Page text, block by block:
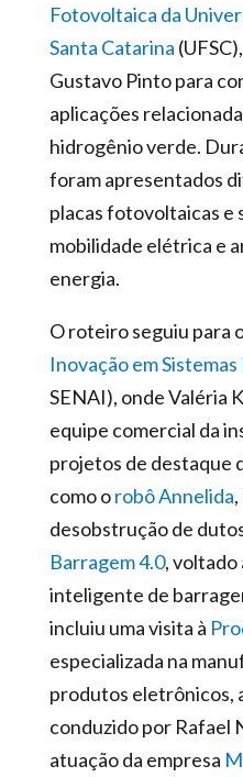
Fotovoltaica da
Santa Catarina
Gustavo Pinto para
aplicações
hidrogênio verde.
foram apresentados
placas fotovoltaicas e
mobilidade elétrica e
energia.
O roteiro seguiu para
Inovação em
SENAI), onde Valéria
equipe comercial da
projetos de destaque
como orobô Annelida
desobstrução de
Barragem 4.0,
inteligente de
incluiu uma visita à
especializada na
produtos eletrônicos,
conduzido por Rafael
atuação da empresa